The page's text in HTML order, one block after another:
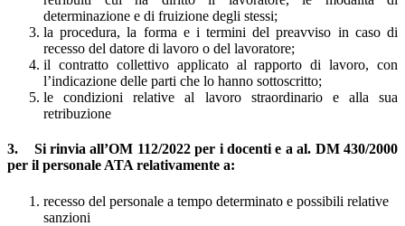
determinazione e di fruizione degli stessi;
la procedura, la forma e i termini del preavviso in caso di
recesso del datore di lavoro o del lavoratore;
il contratto collettivo applicato al rapporto di lavoro, con
l’indicazione delle parti che lo hanno sottoscritto;
le condizioni relative al lavoro straordinario e alla sua
retribuzione
3. Si rinvia all’OM 112/2022 per i docenti e a al. DM 430/2000
per il personale ATA relativamente a:
recesso del personale a tempo determinato e possibili relative
sanzioni